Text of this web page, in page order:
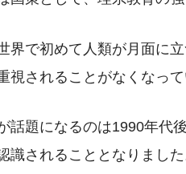
界で初めて人類が月面に
視されることがなくなって
話題になるのは1990年代
識されることとなりました